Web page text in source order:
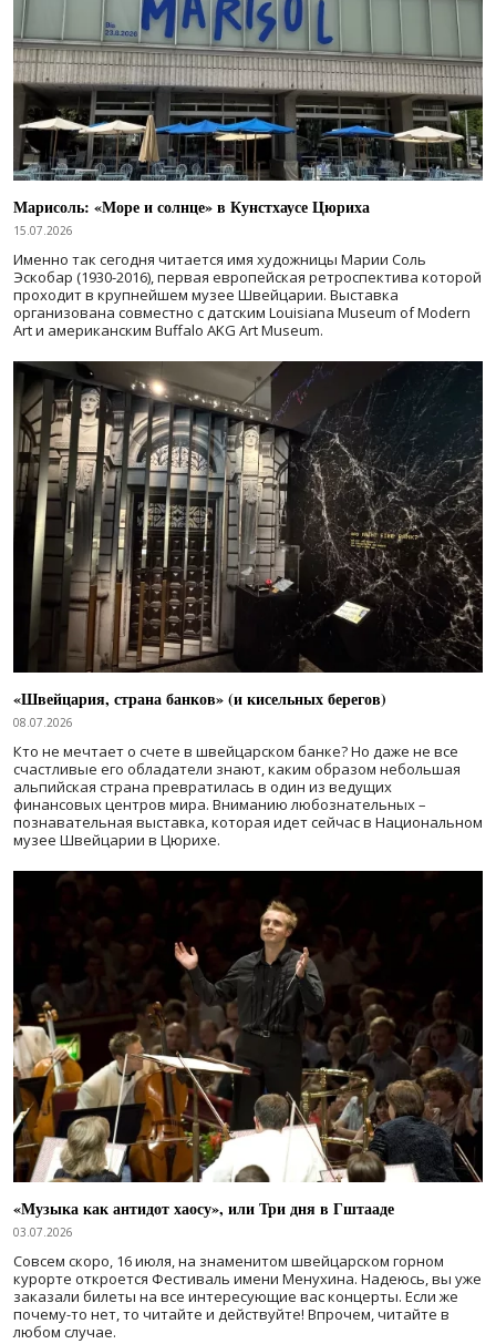
Марисоль: «Море и солнце» в Кунстхаусе Цюриха
15.07.2026
Именно так сегодня читается имя художницы Марии Соль
Эскобар (1930-2016), первая европейская ретроспектива которой
проходит в крупнейшем музее Швейцарии. Выставка
организована совместно с датским Louisiana Museum of Modern
Art и американским Buffalo AKG Art Museum.
«Швейцария, страна банков» (и кисельных берегов)
08.07.2026
Кто не мечтает о счете в швейцарском банке? Но даже не все
счастливые его обладатели знают, каким образом небольшая
альпийская страна превратилась в один из ведущих
финансовых центров мира. Вниманию любознательных –
познавательная выставка, которая идет сейчас в Национальном
музее Швейцарии в Цюрихе.
«Музыка как антидот хаосу», или Три дня в Гштааде
03.07.2026
Совсем скоро, 16 июля, на знаменитом швейцарском горном
курорте откроется Фестиваль имени Менухина. Надеюсь, вы уже
заказали билеты на все интересующие вас концерты. Если же
почему-то нет, то читайте и действуйте! Впрочем, читайте в
любом случае.